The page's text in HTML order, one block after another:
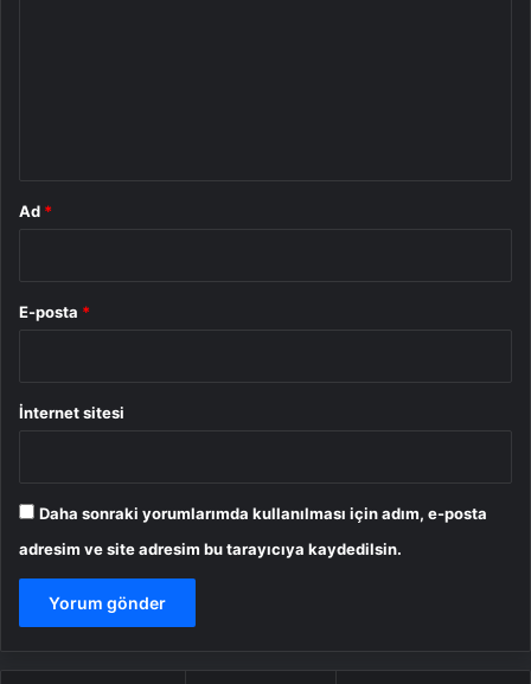
Ad *
E-posta *
İnternet sitesi
Daha sonraki yorumlarımda kullanılması için adım, e-posta
adresim ve site adresim bu tarayıcıya kaydedilsin.